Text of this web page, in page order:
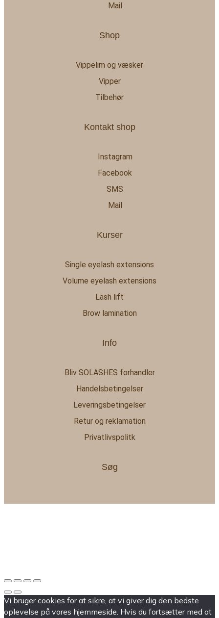
Mail
Shop
Vippelim og væsker
Vipper
Tilbehør
Kontakt shop
Instagram
Facebook
SMS
Mail
Kurser
Single eyelash extensions
Volume eyelash extensions
Lash lift
Brow lamination
Info
Bliv SOLASHES forhandler
Handelsbetingelser
Leveringsbetingelser
Retur og reklamation
Privatlivspolitk
Søg
Vi bruger cookies for at sikre, at vi giver dig den bedste
oplevelse på vores hjemmeside. Hvis du fortsætter med at